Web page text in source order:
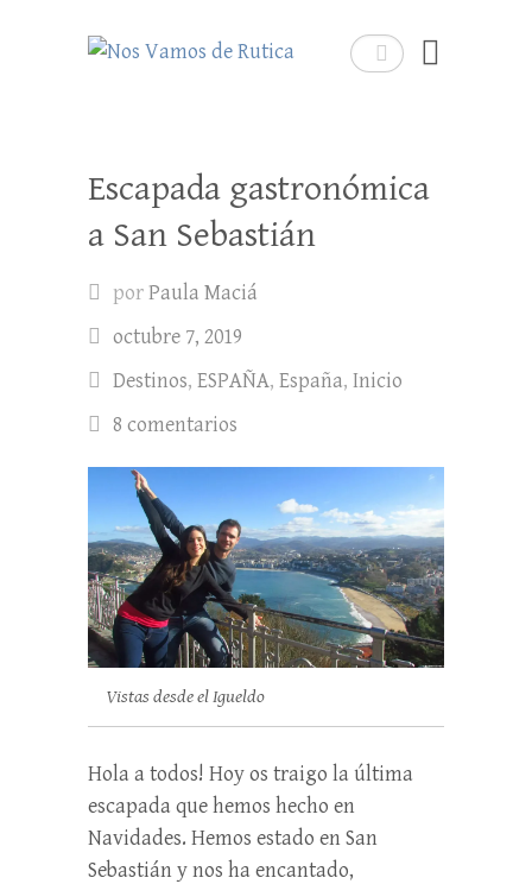
Buscar
Nos Vamos de Rutica
Un blog de viajes donde se comparte
Escapada gastronómica
a San Sebastián
porPaula Maciá
octubre 7, 2019
Destinos, ESPAÑA, España, Inicio
8 comentarios
Vistas desde el Igueldo
Hola a todos! Hoy os traigo la última
escapada que hemos hecho en
Navidades. Hemos estado en San
Sebastián y nos ha encantado,